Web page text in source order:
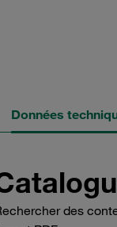
Données
des